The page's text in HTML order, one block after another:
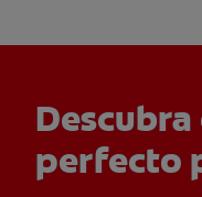
perfecto